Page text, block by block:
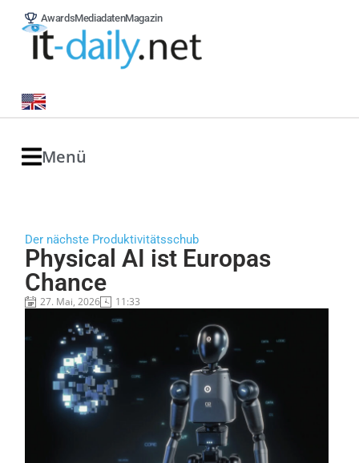
AwardsMediadatenMagazin
Menü
Der nächste Produktivitätsschub
Physical AI ist Europas
Chance
27. Mai, 2026 11:33